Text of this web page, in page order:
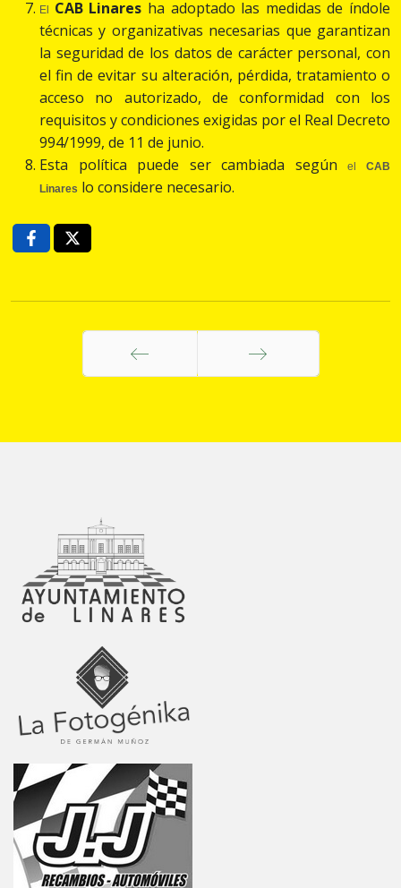
El CAB Linares ha adoptado las medidas de índole
técnicas y organizativas necesarias que garantizan
la seguridad de los datos de carácter personal, con
el fin de evitar su alteración, pérdida, tratamiento o
acceso no autorizado, de conformidad con los
requisitos y condiciones exigidas por el Real Decreto
994/1999, de 11 de junio.
Esta política puede ser cambiada segúnelCAB
Linares lo considere necesario.